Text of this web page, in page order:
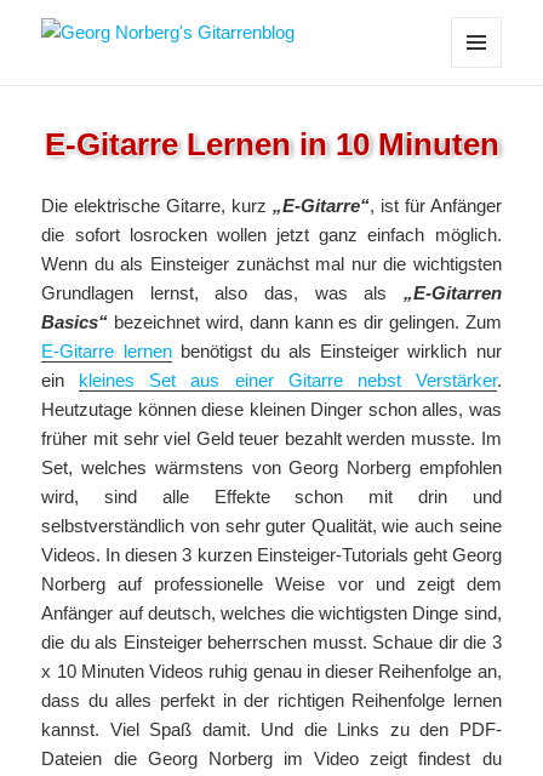
E-Gitarre Lernen in 10 Minuten
Die elektrische Gitarre, kurz „E-Gitarre“, ist für Anfänger
die sofort losrocken wollen jetzt ganz einfach möglich.
Wenn du als Einsteiger zunächst mal nur die wichtigsten
Grundlagen lernst, also das, was als „E-Gitarren
Basics“ bezeichnet wird, dann kann es dir gelingen. Zum
E-Gitarre lernenbenötigst du als Einsteiger wirklich nur
ein kleines Set aus einer Gitarre nebst Verstärker.
Heutzutage können diese kleinen Dinger schon alles, was
früher mit sehr viel Geld teuer bezahlt werden musste. Im
Set, welches wärmstens von Georg Norberg empfohlen
wird, sind alle Effekte schon mit drin und
selbstverständlich von sehr guter Qualität, wie auch seine
Videos. In diesen 3 kurzen Einsteiger-Tutorials geht Georg
Norberg auf professionelle Weise vor und zeigt dem
Anfänger auf deutsch, welches die wichtigsten Dinge sind,
die du als Einsteiger beherrschen musst. Schaue dir die 3
x 10 Minuten Videos ruhig genau in dieser Reihenfolge an,
dass du alles perfekt in der richtigen Reihenfolge lernen
kannst. Viel Spaß damit. Und die Links zu den PDF-
Dateien die Georg Norberg im Video zeigt findest du